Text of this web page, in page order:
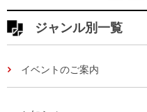
ジャンル別一覧
イベントのご案内